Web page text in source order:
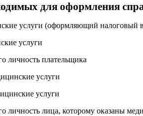
для оформления
услуги (оформляющий налоговый
услуги
плательщика
услуги
услуги
лица, которому оказаны